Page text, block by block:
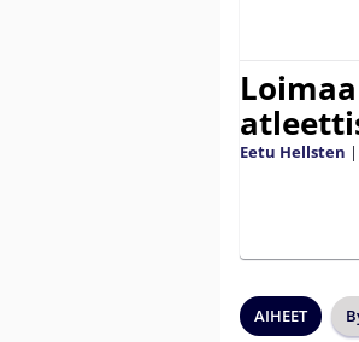
Eetu Hellsten |
AIHEET